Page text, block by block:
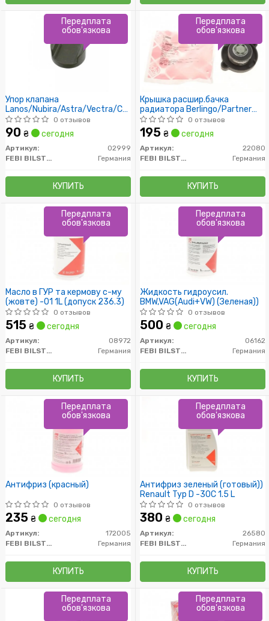
Упор клапана
Lanos/Nubira/Astra/Vectra/Combo
97-
0 отзывов
90 ₴ сегодня
Артикул:
02999
FEBI BILSTEIN
Германия
КУПИТЬ
Передплата
обов'язкова
Крышка расшир.бачка
радиатора Berlingo/Partner
96-02 (1.4bar)0 отзывов
195 ₴ сегодня
Артикул:
22080
FEBI BILSTEIN
Германия
КУПИТЬ
Передплата
обов'язкова
Масло в ГУР та кермову с-му
(жовте) -01 1L (допуск 236.3)
0 отзывов
515 ₴ сегодня
Артикул:
08972
FEBI BILSTEIN
Германия
КУПИТЬ
Передплата
обов'язкова
Жидкость гидроусил.
BMW,VAG(Audi+VW) (Зеленая))
0 отзывов
500 ₴ сегодня
Артикул:
06162
FEBI BILSTEIN
Германия
КУПИТЬ
Передплата
обов'язкова
Антифриз (красный)
0 отзывов
235 ₴ сегодня
Артикул:
172005
FEBI BILSTEIN
Германия
КУПИТЬ
Передплата
обов'язкова
Антифриз зеленый (готовый))
Renault Typ D -30C 1.5 L
0 отзывов
380 ₴ сегодня
Артикул:
26580
FEBI BILSTEIN
Германия
КУПИТЬ
Передплата
обов'язкова
Передплата
обов'язкова
Передплата
обов'язкова